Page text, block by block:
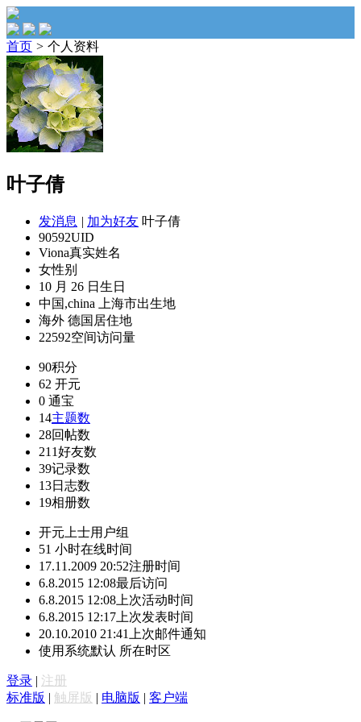
首页 > 个人资料
叶子倩
发消息 | 加为好友 叶子倩
90592UID
Viona真实姓名
女性别
10 月 26 日 生日
中国,china 上海市出生地
海外 德国 居住地
22592空间访问量
90积分
62 开元
0 通宝
14主题数
28回帖数
211好友数
39记录数
13日志数
19相册数
开元上士用户组
51 小时在线时间
17.11.2009 20:52注册时间
6.8.2015 12:08最后访问
6.8.2015 12:08 上次活动时间
6.8.2015 12:17 上次发表时间
20.10.2010 21:41
上次邮件通知
使用系统默认 所在时区
登录 | 注册
标准版 | 触屏版 | 电脑版 | 客户端